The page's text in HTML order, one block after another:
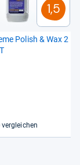
1,5
Polish & Wax 2